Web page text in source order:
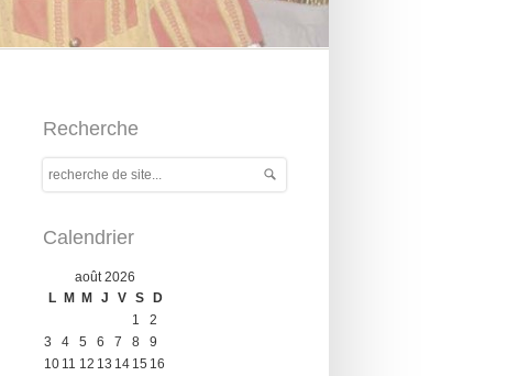
Recherche
Calendrier
août 2026
L M M J V S D
1
2
3
4 5 6 7 8
9
10 11 12 13 14 15 16